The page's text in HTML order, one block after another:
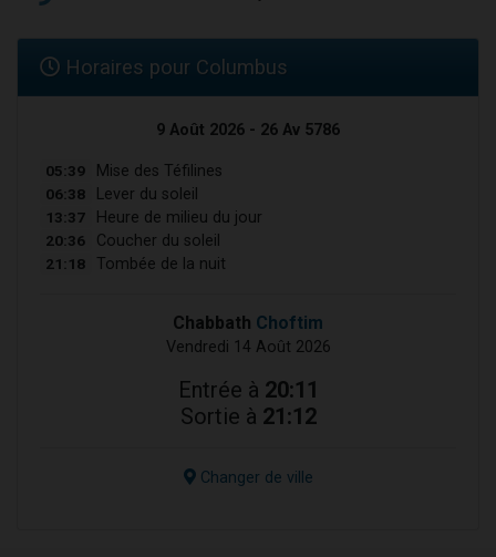
Horaires pour Columbus
9 Août 2026 - 26 Av 5786
05:39 Mise des Téfilines
06:38 Lever du soleil
13:37 Heure de milieu du jour
20:36 Coucher du soleil
21:18 Tombée de la nuit
Chabbath Choftim
Vendredi 14 Août 2026
Entrée à 20:11
Sortie à 21:12
Changer de ville